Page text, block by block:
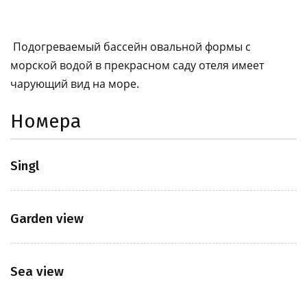
Подогреваемый бассейн овальной формы с
морской водой в прекрасном саду отеля имеет
чарующий вид на море.
Номера
Singl
Garden view
Sea view